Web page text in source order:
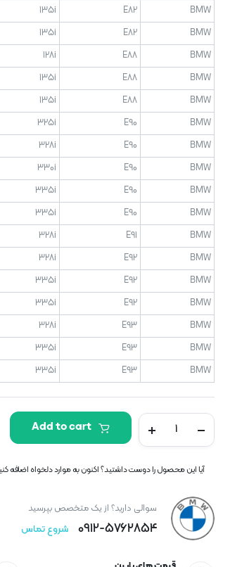
BMW
E82
135i
BMW
E82
135i
BMW
E88
128i
BMW
E88
135i
BMW
E88
135i
BMW
E90
325i
BMW
E90
328i
BMW
E90
330i
BMW
E90
335i
BMW
E90
335i
BMW
E91
328i
BMW
E92
328i
BMW
E92
335i
BMW
E92
335i
BMW
E93
328i
BMW
E93
335i
BMW
E93
335i
فرمان
راست
ام
E90
تعداد
Add to cart
آیا این محصول را دوست داشتید؟ اکنون به موارد دلخواه اضافه
سوالی دارید؟ از یک متخصص بپرسید
0912-۵۷۶۲۸۵۴ شروع تماس